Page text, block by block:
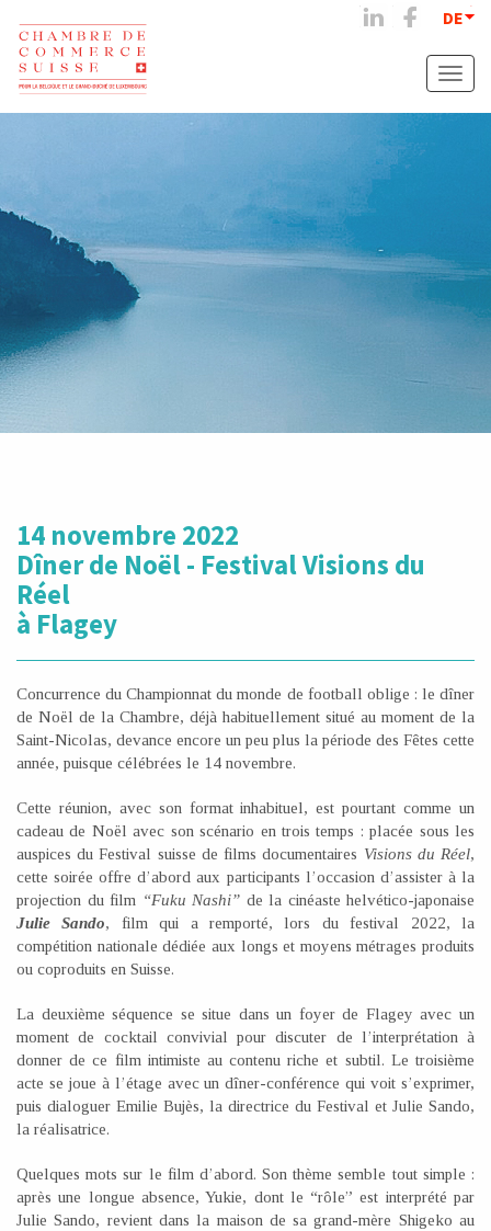
Toggle
DE
14 novembre 2022
Dîner de Noël - Festival Visions du
Réel
à Flagey
Concurrence du Championnat du monde de football oblige : le dîner
de Noël de la Chambre, déjà habituellement situé au moment de la
Saint-Nicolas, devance encore un peu plus la période des Fêtes cette
année, puisque célébrées le 14 novembre.
Cette réunion, avec son format inhabituel, est pourtant comme un
cadeau de Noël avec son scénario en trois temps : placée sous les
auspices du Festival suisse de films documentaires Visions du Réel,
cette soirée offre d’abord aux participants l’occasion d’assister à la
projection du film “Fuku Nashi” de la cinéaste helvético-japonaise
Julie Sando, film qui a remporté, lors du festival 2022, la
compétition nationale dédiée aux longs et moyens métrages produits
ou coproduits en Suisse.
La deuxième séquence se situe dans un foyer de Flagey avec un
moment de cocktail convivial pour discuter de l’interprétation à
donner de ce film intimiste au contenu riche et subtil. Le troisième
acte se joue à l’étage avec un dîner-conférence qui voit s’exprimer,
puis dialoguer Emilie Bujès, la directrice du Festival et Julie Sando,
la réalisatrice.
Quelques mots sur le film d’abord. Son thème semble tout simple :
après une longue absence, Yukie, dont le “rôle” est interprété par
Julie Sando, revient dans la maison de sa grand-mère Shigeko au